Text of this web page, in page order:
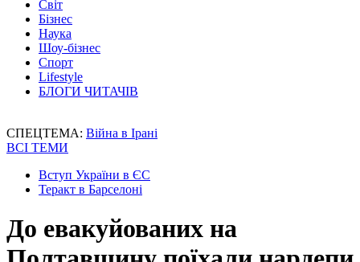
Світ
Бізнес
Наука
Шоу-бізнес
Спорт
Lifestyle
БЛОГИ ЧИТАЧІВ
СПЕЦТЕМА: Війна в Ірані
ВСІ ТЕМИ
Вступ України в ЄС
Теракт в Барселоні
До евакуйованих на